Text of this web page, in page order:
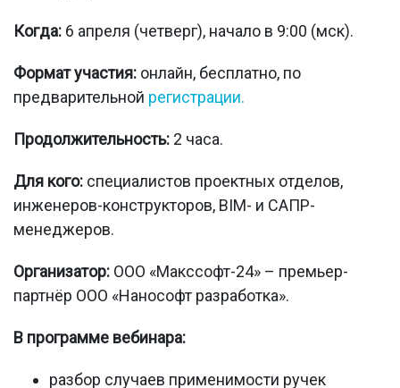
Когда: 6 апреля (четверг), начало в 9:00 (мск).
Формат участия: онлайн, бесплатно, по
предварительной регистрации.
Продолжительность: 2 часа.
Для кого: специалистов проектных отделов,
инженеров-конструкторов, BIM- и САПР-
менеджеров.
Организатор: ООО «Макссофт-24» – премьер-
партнёр ООО «Нанософт разработка».
В программе вебинара:
разбор случаев применимости ручек